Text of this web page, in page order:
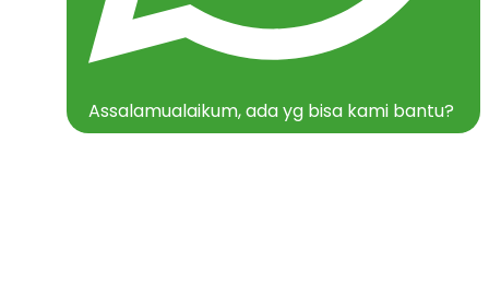
Assalamualaikum, ada yg bisa kami bantu?